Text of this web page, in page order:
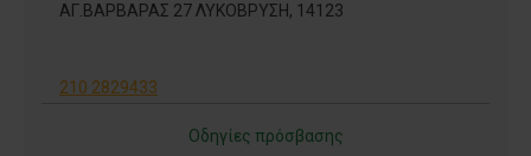
ΑΓ.ΒΑΡΒΑΡΑΣ 27 ΛΥΚΟΒΡΥΣΗ, 14123
210 2829433
Οδηγίες πρόσβασης